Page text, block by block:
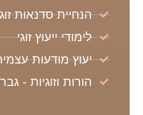
הנחיית סדנאות
לימודי ייעוץ זוגי
יעוץ מודעות
הורות וזוגיות -